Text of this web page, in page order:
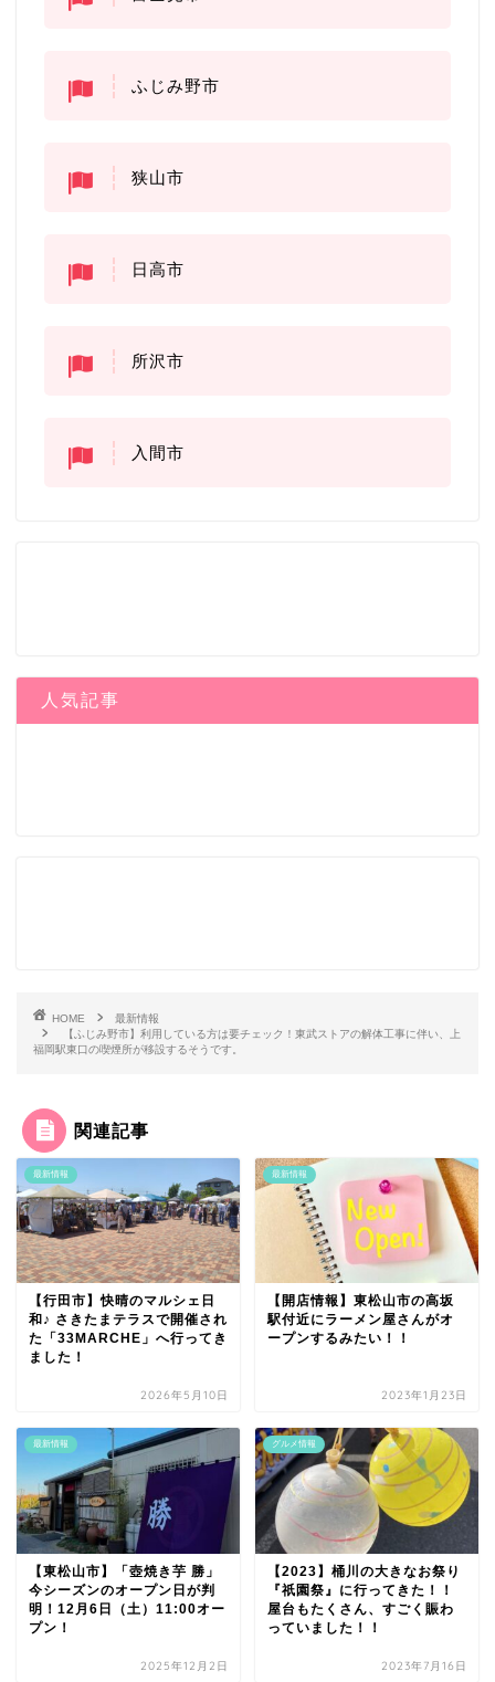
ふじみ野市
狭山市
日高市
所沢市
入間市
人気記事
HOME
最新情報
【ふじみ野市】利用している方は要チェック！東武ストアの解体工事に伴い、上
福岡駅東口の喫煙所が移設するそうです。
関連記事
最新情報
【行田市】快晴のマルシェ日
和♪ さきたまテラスで開催され
た「33MARCHE」へ行ってき
ました！
2026年5月10日
最新情報
【開店情報】東松山市の高坂
駅付近にラーメン屋さんがオ
ープンするみたい！！
2023年1月23日
最新情報
【東松山市】「壺焼き芋 勝」
今シーズンのオープン日が判
明！12月6日（土）11:00オー
プン！
2025年12月2日
グルメ情報
【2023】桶川の大きなお祭り
『祇園祭』に行ってきた！！
屋台もたくさん、すごく賑わ
っていました！！
2023年7月16日